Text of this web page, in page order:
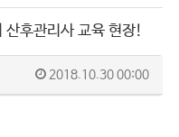
후관리사 교육 현장!
2018.10.30 00:00